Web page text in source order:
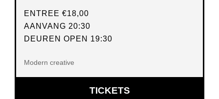
ENTREE €18,00
AANVANG 20:30
DEUREN OPEN 19:30
Modern creative
TICKETSOPENT